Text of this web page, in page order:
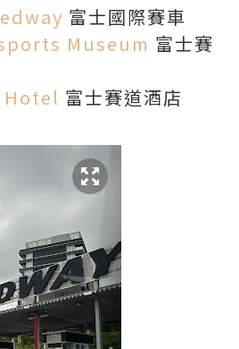
富士國際賽車
Museum 富士賽
Hotel 富士賽道酒店